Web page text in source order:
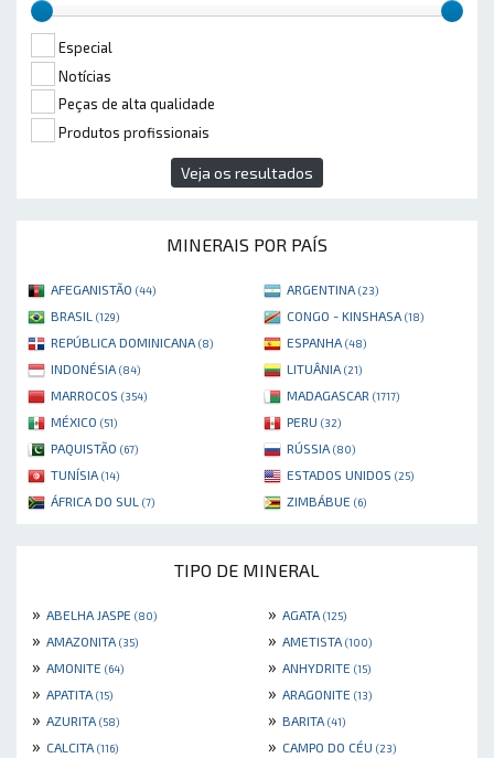
Especial
Notícias
Peças de alta qualidade
Produtos profissionais
Veja os resultados
MINERAIS POR PAÍS
AFEGANISTÃO (44) ARGENTINA (23)
BRASIL (129) CONGO - KINSHASA (18)
REPÚBLICA DOMINICANA (8) ESPANHA (48)
INDONÉSIA (84) LITUÂNIA (21)
MARROCOS (354) MADAGASCAR (1717)
MÉXICO (51) PERU (32)
PAQUISTÃO (67) RÚSSIA (80)
TUNÍSIA (14) ESTADOS UNIDOS (25)
ÁFRICA DO SUL (7) ZIMBÁBUE (6)
TIPO DE MINERAL
» ABELHA JASPE (80) » AGATA (125)
» AMAZONITA (35) » AMETISTA (100)
» AMONITE (64) » ANHYDRITE (15)
» APATITA (15) » ARAGONITE (13)
» AZURITA (58) » BARITA (41)
» CALCITA (116) » CAMPO DO CÉU (23)